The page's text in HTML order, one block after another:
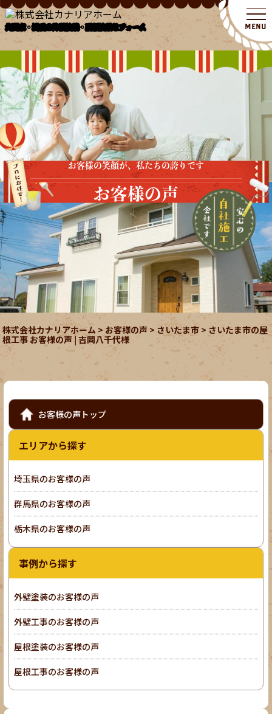
北関東・埼玉の外壁塗装・屋根塗装リフォーム
お客様の笑顔が、私たちの誇りです
お客様の声
株式会社カナリアホーム> お客様の声> さいたま市 > さいたま市の屋
根工事 お客様の声 | 吉岡八千代様
お客様の声トップ
エリアから探す
埼玉県のお客様の声
群馬県のお客様の声
栃木県のお客様の声
事例から探す
外壁塗装のお客様の声
外壁工事のお客様の声
屋根塗装のお客様の声
屋根工事のお客様の声